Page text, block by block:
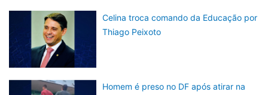
Celina troca comando da Educação por
Thiago Peixoto
Homem é preso no DF após atirar na